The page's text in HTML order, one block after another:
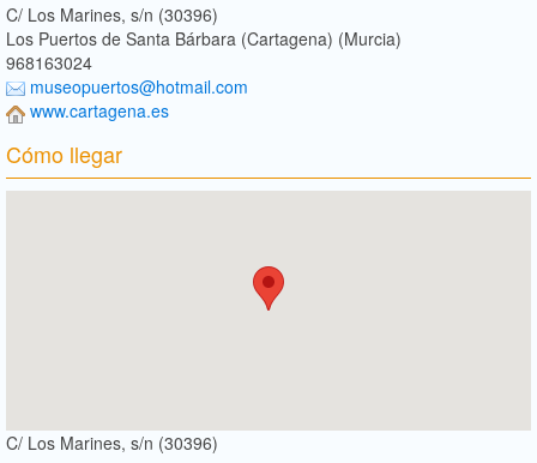
C/ Los Marines, s/n (30396)
Los Puertos de Santa Bárbara (Cartagena) (Murcia)
968163024
museopuertos@hotmail.com
www.cartagena.es
Cómo llegar
C/ Los Marines, s/n (30396)